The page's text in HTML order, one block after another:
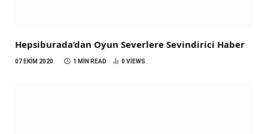
Hepsiburada’dan Oyun Severlere Sevindirici Haber
07 EKIM 2020 1 MIN READ 0 VIEWS